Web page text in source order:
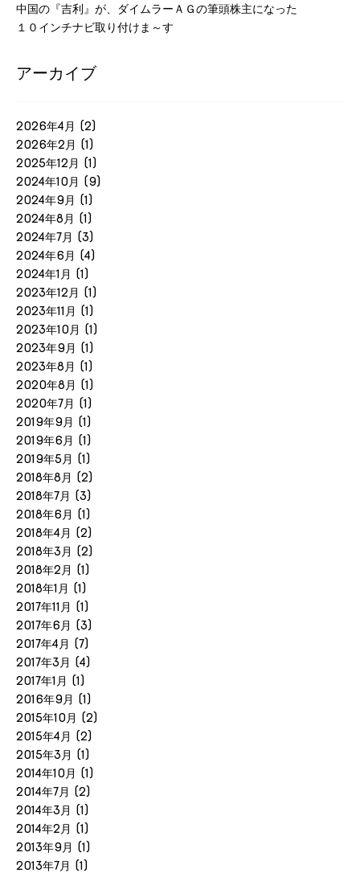
中国の『吉利』が、ダイムラーＡＧの筆頭株主になった
１０インチナビ取り付けま～す
アーカイブ
2026年4月 (2)
2026年2月 (1)
2025年12月 (1)
2024年10月 (9)
2024年9月 (1)
2024年8月 (1)
2024年7月 (3)
2024年6月 (4)
2024年1月 (1)
2023年12月 (1)
2023年11月 (1)
2023年10月 (1)
2023年9月 (1)
2023年8月 (1)
2020年8月 (1)
2020年7月 (1)
2019年9月 (1)
2019年6月 (1)
2019年5月 (1)
2018年8月 (2)
2018年7月 (3)
2018年6月 (1)
2018年4月 (2)
2018年3月 (2)
2018年2月 (1)
2018年1月 (1)
2017年11月 (1)
2017年6月 (3)
2017年4月 (7)
2017年3月 (4)
2017年1月 (1)
2016年9月 (1)
2015年10月 (2)
2015年4月 (2)
2015年3月 (1)
2014年10月 (1)
2014年7月 (2)
2014年3月 (1)
2014年2月 (1)
2013年9月 (1)
2013年7月 (1)